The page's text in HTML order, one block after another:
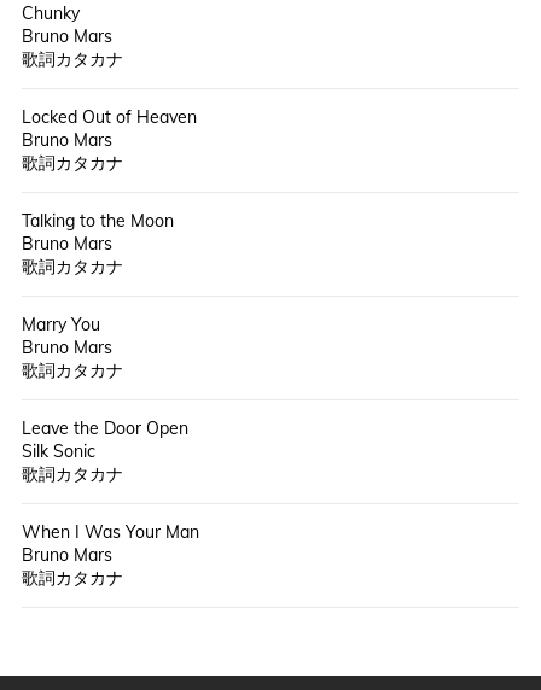
Chunky
Bruno Mars
歌詞カタカナ
Locked Out of Heaven
Bruno Mars
歌詞カタカナ
Talking to the Moon
Bruno Mars
歌詞カタカナ
Marry You
Bruno Mars
歌詞カタカナ
Leave the Door Open
Silk Sonic
歌詞カタカナ
When I Was Your Man
Bruno Mars
歌詞カタカナ